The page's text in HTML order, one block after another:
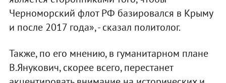
Черноморский флот РФ базировался в Крыму
и после 2017 года», - сказал политолог.
Также, по его мнению, в гуманитарном плане
В.Янукович, скорее всего, перестанет